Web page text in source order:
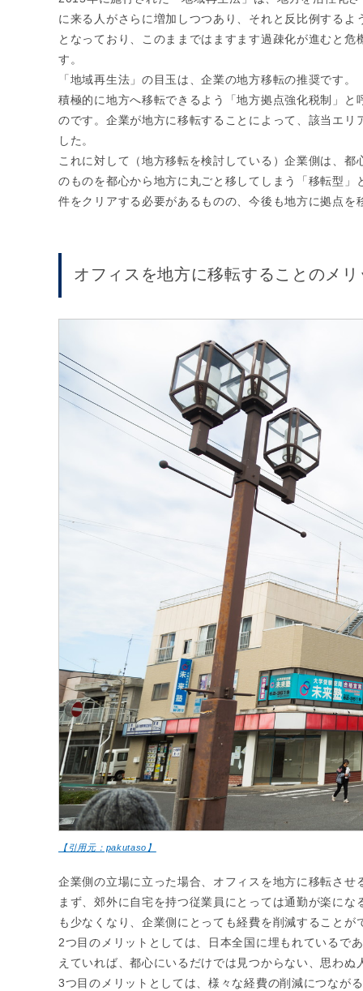
に来る人がさらに増加しつつあり、それと反比例する
となっており、このままではますます過疎化が進むと
す。
「地域再生法」の目玉は、企業の地方移転の推奨です
積極的に地方へ移転できるよう「地方拠点強化税制」
のです。企業が地方に移転することによって、該当エ
した。
これに対して（地方移転を検討している）企業側は、
のものを都心から地方に丸ごと移してしまう「移転型
件をクリアする必要があるものの、今後も地方に拠点
オフィスを地方に移転することのメ
【引用元：pakutaso】
企業側の立場に立った場合、オフィスを地方に移転さ
まず、郊外に自宅を持つ従業員にとっては通勤が楽に
も少なくなり、企業側にとっても経費を削減することが
2つ目のメリットとしては、日本全国に埋もれているで
えていれば、都心にいるだけでは見つからない、思わ
3つ目のメリットとしては、様々な経費の削減につなが